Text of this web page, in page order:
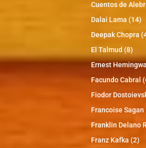
Cuentos de
Dalai Lama (14)
Deepak Chopra
El Talmud (8)
Ernest
Facundo Cabral
Fiodor
Francoise Sagan
Franklin Delano
Franz Kafka (2)